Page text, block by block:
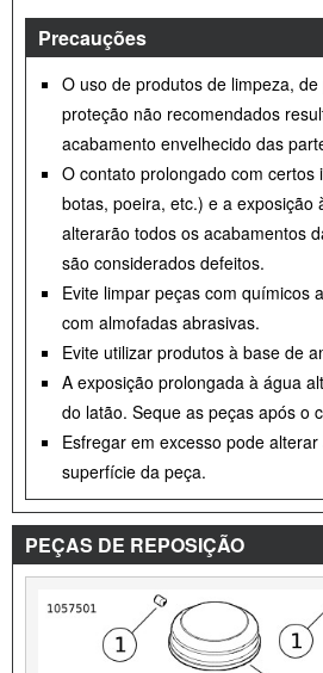
Precauções
O uso de produtos de limpeza,
proteção não recomendados
acabamento envelhecido das
O contato prolongado com certos
botas, poeira, etc.) e a exposição
alterarão todos os acabamentos
são considerados defeitos.
Evite limpar peças com químicos
com almofadas abrasivas.
Evite utilizar produtos à base de
A exposição prolongada à água
do latão. Seque as peças após o
Esfregar em excesso pode
superfície da peça.
PEÇAS DE REPOSIÇÃO